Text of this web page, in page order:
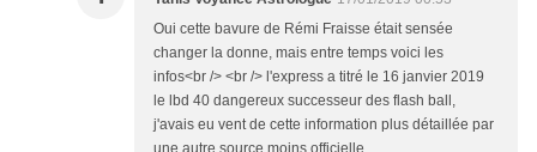
Oui cette bavure de Rémi Fraisse était sensée
changer la donne, mais entre temps voici les
infos<br /> <br /> l'express a titré le 16 janvier 2019
le lbd 40 dangereux successeur des flash ball,
j'avais eu vent de cette information plus détaillée par
une autre source moins officielle...